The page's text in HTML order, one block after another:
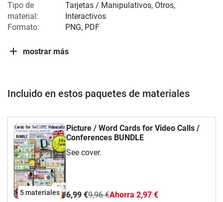
Tipo de
material:
Tarjetas / Manipulativos, Otros,
Interactivos
Formato:
PNG, PDF
mostrar más
Incluido en estos paquetes de materiales
5 materiales
Picture / Word Cards for Video Calls /
Conferences BUNDLE
See cover.
6,99 €9,96 €Ahorra 2,97 €